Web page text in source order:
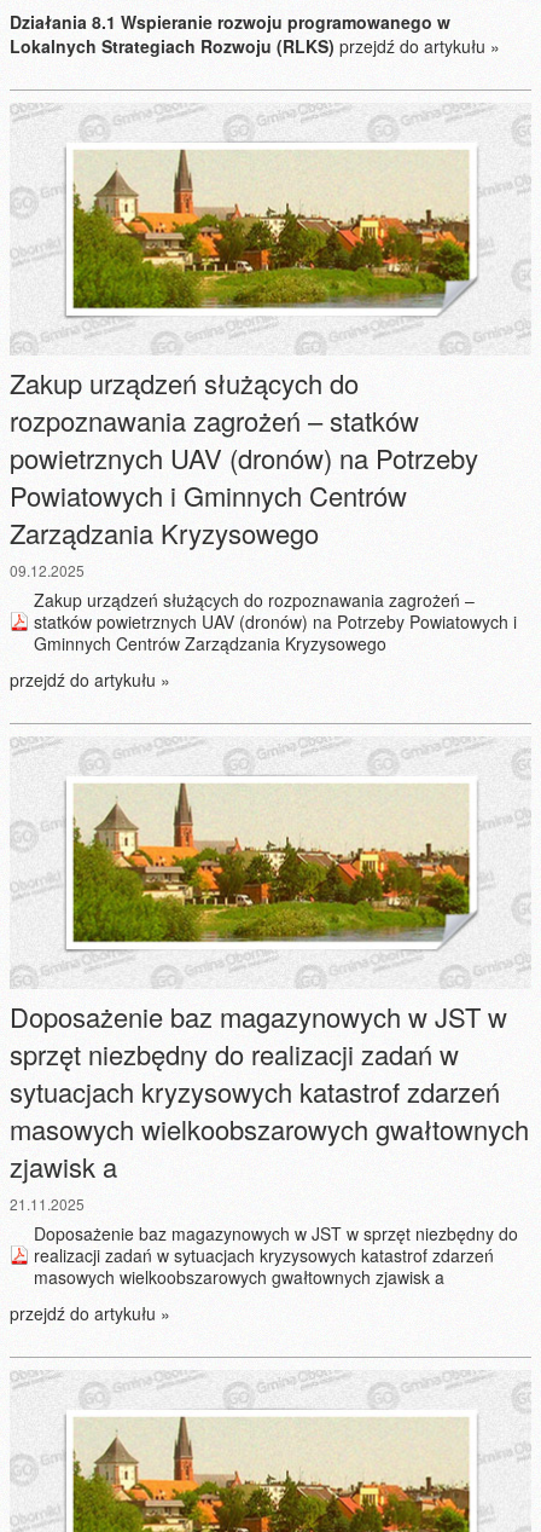
Działania 8.1 Wspieranie rozwoju programowanego w
Lokalnych Strategiach Rozwoju (RLKS) przejdź do artykułu »
Zakup urządzeń służących do
rozpoznawania zagrożeń – statków
powietrznych UAV (dronów) na Potrzeby
Powiatowych i Gminnych Centrów
Zarządzania Kryzysowego
09.12.2025
Zakup urządzeń służących do rozpoznawania zagrożeń –
statków powietrznych UAV (dronów) na Potrzeby Powiatowych i
Gminnych Centrów Zarządzania Kryzysowego
przejdź do artykułu »
Doposażenie baz magazynowych w JST w
sprzęt niezbędny do realizacji zadań w
sytuacjach kryzysowych katastrof zdarzeń
masowych wielkoobszarowych gwałtownych
zjawisk a
21.11.2025
Doposażenie baz magazynowych w JST w sprzęt niezbędny do
realizacji zadań w sytuacjach kryzysowych katastrof zdarzeń
masowych wielkoobszarowych gwałtownych zjawisk a
przejdź do artykułu »